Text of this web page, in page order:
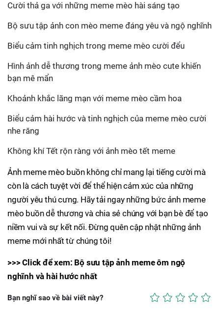
Cười thả ga với những meme mèo hài sáng tạo
Bộ sưu tập ảnh con mèo meme đáng yêu và ngộ nghĩnh
Biểu cảm tinh nghịch trong meme mèo cười đểu
Hình ảnh dễ thương trong meme ảnh mèo cute khiến
bạn mê mẩn
Khoảnh khắc lãng mạn với meme mèo cầm hoa
Biểu cảm hài hước và tinh nghịch của meme mèo cười
nhe răng
Không khí Tết rộn ràng với ảnh mèo tết meme
Ảnh meme mèo buồn không chỉ mang lại tiếng cười mà
còn là cách tuyệt vời để thể hiện cảm xúc của những
người yêu thú cưng. Hãy tải ngay những bức ảnh meme
mèo buồn dễ thương và chia sẻ chúng với bạn bè để tạo
niềm vui và sự kết nối. Đừng quên cập nhật những ảnh
meme mới nhất từ chúng tôi!
>>> Click để xem: Bộ sưu tập ảnh meme ôm ngộ
nghĩnh và hài hước nhất
Bạn nghĩ sao về bài viết này?